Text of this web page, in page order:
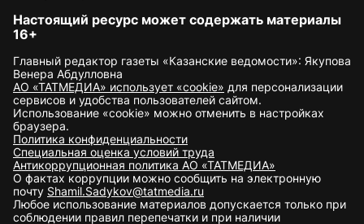
Настоящий ресурс может содержать материалы
16+
Главный редактор газеты «Казанские ведомости»: Якупова
Венера Абдулловна
АО «ТАТМЕДИА» использует «cookie» для персонализации
сервисов и удобства пользователей сайтом.
Использование «cookie» можно отменить в настройках
браузера.
Политика конфиденциальности
Специальная оценка условий труда
Антикоррупционная политика АО «ТАТМЕДИА»
О фактах коррупции можно сообщить на электронную
почту Shamil.Sadykov@tatmedia.ru
Любое использование материалов допускается только при
соблюдении правил перепечатки и при наличии